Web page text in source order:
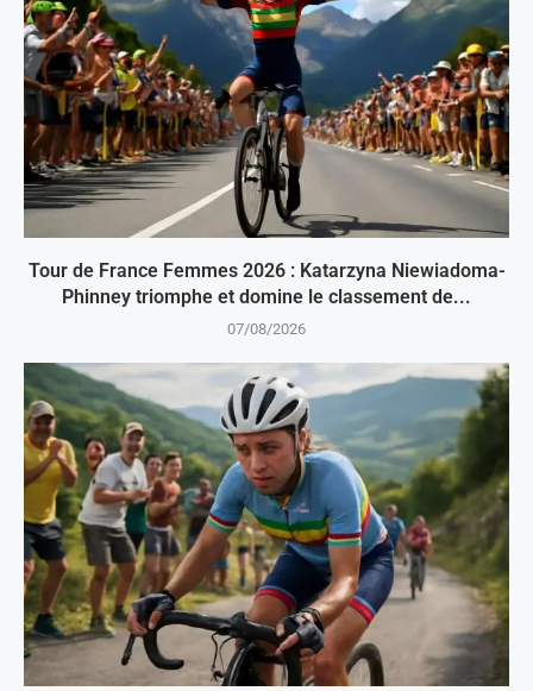
Tour de France Femmes 2026 : Katarzyna Niewiadoma-
Phinney triomphe et domine le classement de...
07/08/2026